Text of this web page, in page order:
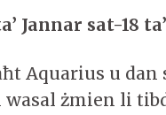
Jannar sat-18
Aquarius u
żmien li